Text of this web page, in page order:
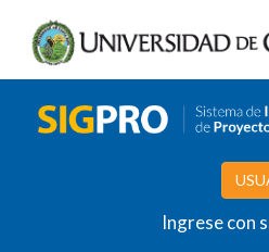
Ingrese con